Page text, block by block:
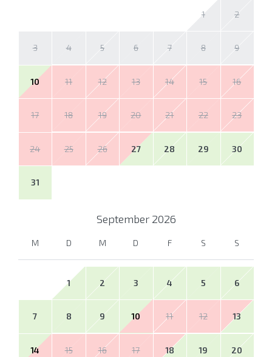
1 2
3 4 5 6 7 8 9
10 11 12 13 14 15 16
17 18 19 20 21 22 23
24 25 26 27 28 29 30
31
September 2026
M D M D F S S
1 2 3 4 5 6
7 8 9 10 11 12 13
14 15 16 17 18 19 20